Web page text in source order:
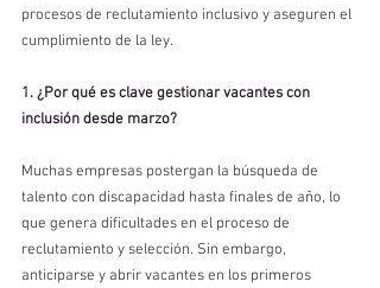
procesos de reclutamiento inclusivo y aseguren el
cumplimiento de la ley.
1. ¿Por qué es clave gestionar vacantes con
inclusión desde marzo?
Muchas empresas postergan la búsqueda de
talento con discapacidad hasta finales de año, lo
que genera dificultades en el proceso de
reclutamiento y selección. Sin embargo,
anticiparse y abrir vacantes en los primeros